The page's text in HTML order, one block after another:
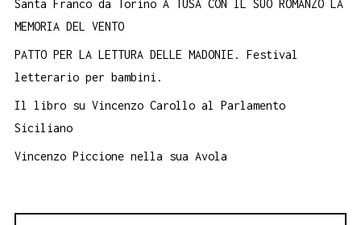
Santa Franco da Torino A TUSA CON IL SUO ROMANZO LA
MEMORIA DEL VENTO
PATTO PER LA LETTURA DELLE MADONIE. Festival
letterario per bambini.
Il libro su Vincenzo Carollo al Parlamento
Siciliano
Vincenzo Piccione nella sua Avola